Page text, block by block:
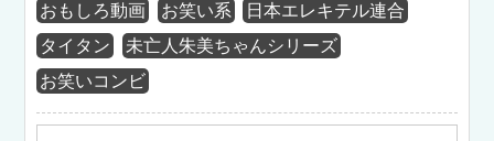
おもしろ動画 お笑い系
日本エレキテル連合
タイタン
未亡人朱美ちゃんシリーズ
お笑いコンビ